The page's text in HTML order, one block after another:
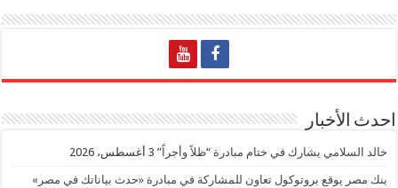
احدث الأخبار
خالد السلامي يشارك في ختام مبادرة “ظلاً وأجراً” 3 أغسطس، 2026
بنك مصر يوقع بروتوكول تعاون للمشاركة في مبادرة «حدث بياناتك في مصر»